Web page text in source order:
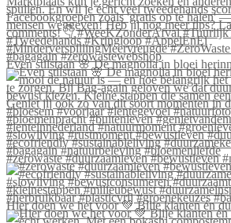
Even stilstaan 🌸 De magnolia in bloei
#zerowaste #duurzaamleven #bewustleven
Hier doen we het voor 💚 Blije klanten én